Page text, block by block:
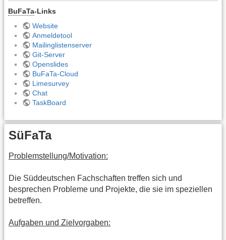
BuFaTa-Links
Website
Anmeldetool
Mailinglistenserver
Git-Server
Openslides
BuFaTa-Cloud
Limesurvey
Chat
TaskBoard
SüFaTa
Problemstellung/Motivation:
Die Süddeutschen Fachschaften treffen sich und
besprechen Probleme und Projekte, die sie im speziellen
betreffen.
Aufgaben und Zielvorgaben: